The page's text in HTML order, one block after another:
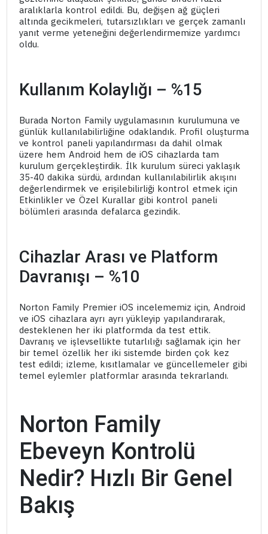
aralıklarla kontrol edildi. Bu, değişen ağ güçleri
altında gecikmeleri, tutarsızlıkları ve gerçek zamanlı
yanıt verme yeteneğini değerlendirmemize yardımcı
oldu.
Kullanım Kolaylığı – %15
Burada Norton Family uygulamasının kurulumuna ve
günlük kullanılabilirliğine odaklandık. Profil oluşturma
ve kontrol paneli yapılandırması da dahil olmak
üzere hem Android hem de iOS cihazlarda tam
kurulum gerçekleştirdik. İlk kurulum süreci yaklaşık
35-40 dakika sürdü, ardından kullanılabilirlik akışını
değerlendirmek ve erişilebilirliği kontrol etmek için
Etkinlikler ve Özel Kurallar gibi kontrol paneli
bölümleri arasında defalarca gezindik.
Cihazlar Arası ve Platform
Davranışı – %10
Norton Family Premier iOS incelememiz için, Android
ve iOS cihazlara ayrı ayrı yükleyip yapılandırarak,
desteklenen her iki platformda da test ettik.
Davranış ve işlevsellikte tutarlılığı sağlamak için her
bir temel özellik her iki sistemde birden çok kez
test edildi; izleme, kısıtlamalar ve güncellemeler gibi
temel eylemler platformlar arasında tekrarlandı.
Norton Family
Ebeveyn Kontrolü
Nedir? Hızlı Bir Genel
Bakış